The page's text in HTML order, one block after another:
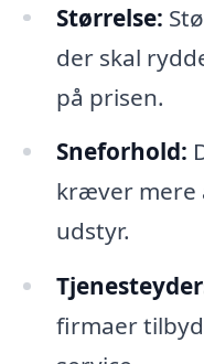
Størrelse:
der skal
på prisen.
Sneforhold:
kræver mere
udstyr.
firmaer